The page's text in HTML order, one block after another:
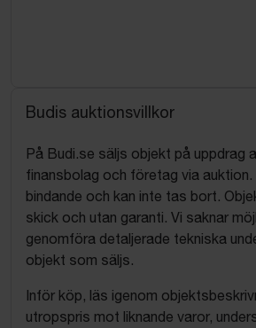
Budis auktionsvillkor
På Budi.se säljs objekt på uppdrag
finansbolag och företag via auktion.
bindande och kan inte tas bort.
skick och utan garanti. Vi saknar
genomföra detaljerade tekniska
objekt som säljs.
Inför köp, läs igenom
utropspris mot liknande varor,